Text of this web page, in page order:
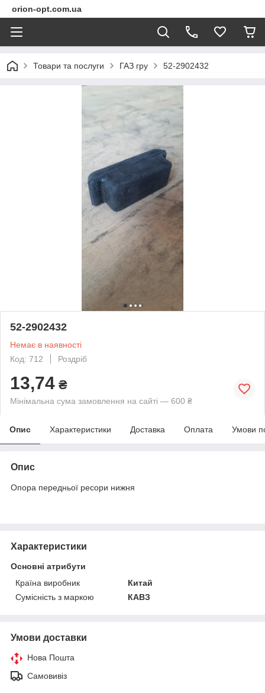
orion-opt.com.ua
Товари та послуги ГАЗ гру 52-2902432
52-2902432
Немає в наявності
Код: 712
Роздріб
13,74 ₴
Мінімальна сума замовлення на сайті — 600 ₴
Опис Характеристики Доставка Оплата Умови
Опис
Опора передньої ресори нижня
Характеристики
Основні атрибути
Країна виробник
Китай
Сумісність з маркою
КАВЗ
Умови доставки
Нова Пошта
Самовивіз